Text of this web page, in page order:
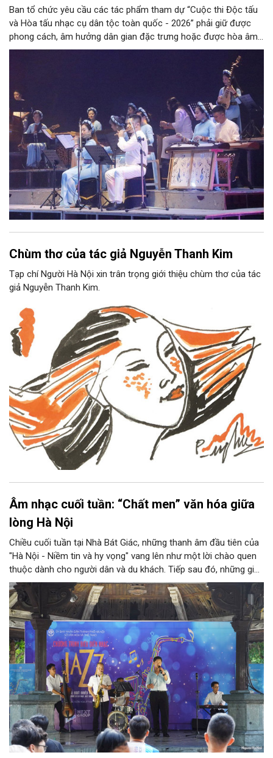
Ban tổ chức yêu cầu các tác phẩm tham dự “Cuộc thi Độc tấu
và Hòa tấu nhạc cụ dân tộc toàn quốc - 2026” phải giữ được
phong cách, âm hưởng dân gian đặc trưng hoặc được hòa âm,
phối khí mới trên nền tảng làn điệu âm nhạc truyền thống Việt
Nam, đồng thời phải được trình diễn trực tiếp bằng nhạc cụ dân
Chùm thơ của tác giả Nguyễn Thanh Kim
Tạp chí Người Hà Nội xin trân trọng giới thiệu chùm thơ của tác
giả Nguyễn Thanh Kim.
Âm nhạc cuối tuần: “Chất men” văn hóa giữa
lòng Hà Nội
Chiều cuối tuần tại Nhà Bát Giác, những thanh âm đầu tiên của
"Hà Nội - Niềm tin và hy vọng" vang lên như một lời chào quen
thuộc dành cho người dân và du khách. Tiếp sau đó, những giai
điệu jazz kinh điển của thế giới lần lượt cất lên qua phần biểu
diễn của NSƯT Quyền Văn Minh và các nghệ sĩ Bình Minh Jazz
Club, mở ra một không gian âm nhạc giàu cảm xúc ngay giữa
trung tâm Thủ đô.